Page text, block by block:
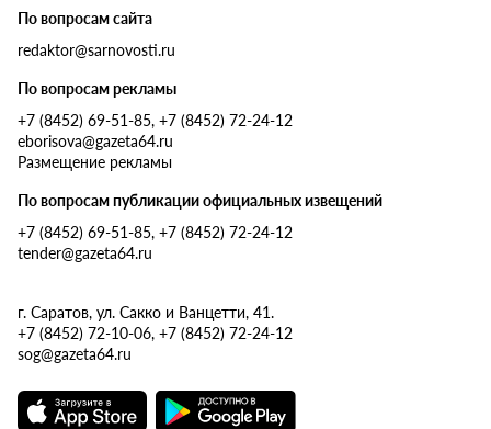
По вопросам сайта
redaktor@sarnovosti.ru
По вопросам рекламы
+7 (8452) 69-51-85, +7 (8452) 72-24-12
eborisova@gazeta64.ru
Размещение рекламы
По вопросам публикации официальных извещений
+7 (8452) 69-51-85, +7 (8452) 72-24-12
tender@gazeta64.ru
г. Саратов, ул. Сакко и Ванцетти, 41.
+7 (8452) 72-10-06, +7 (8452) 72-24-12
sog@gazeta64.ru